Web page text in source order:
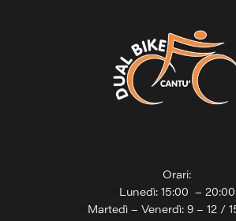
Orari:
Lunedì: 15:00 – 20:00
Martedì – Venerdì: 9 – 12 /